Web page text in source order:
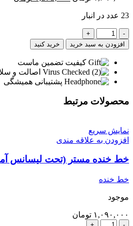
23 عدد در انبار
خط
خنده
رونیل(کره
ای)
عدد
افزودن به سبد خرید خرید کنید
کیفیت تضمین ماست
اصالت و
پشتیبانی همیشگی
محصولات مرتبط
نمایش سریع
افزودن به علاقه مندی
خط خنده مستر (تحت لیسانس
خط خنده
موجود
۱,۰۹۰,۰۰۰ تومان
خط